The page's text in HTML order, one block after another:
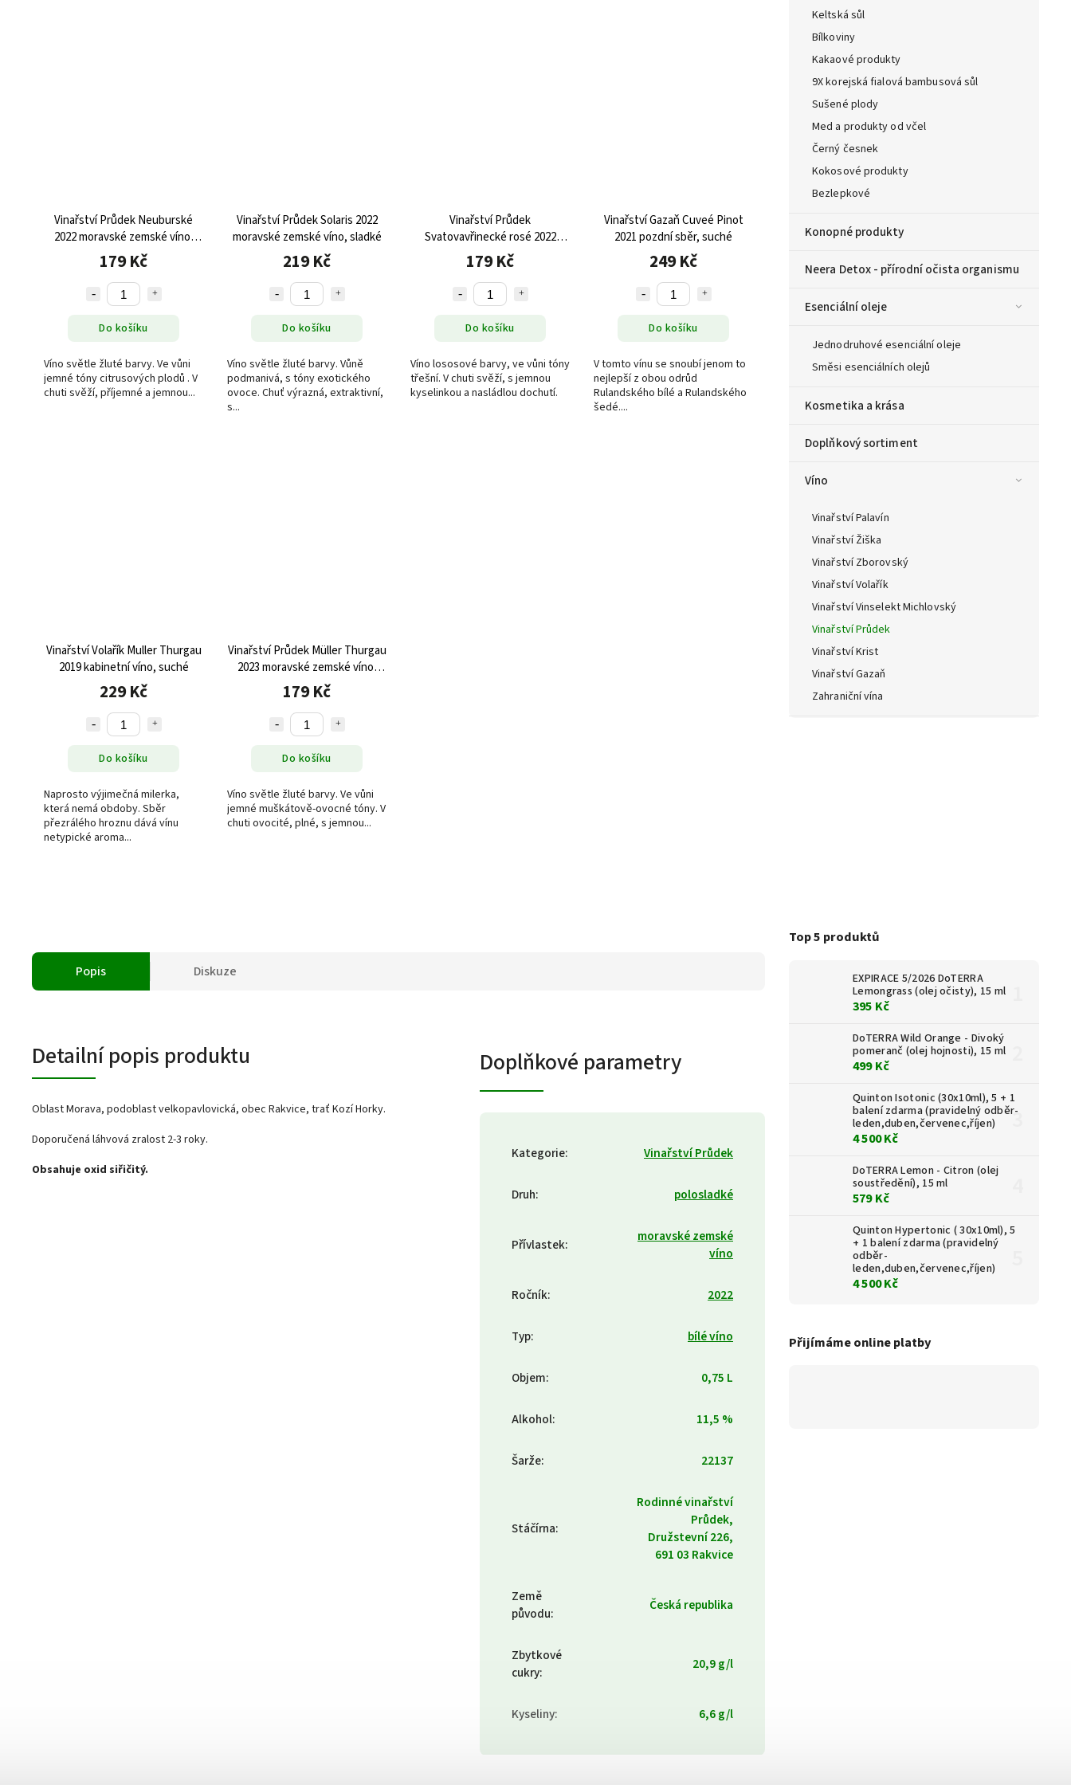
Keltská sůl
Bílkoviny
Kakaové produkty
9X korejská fialová bambusová sůl
Sušené plody
Med a produkty od včel
Černý česnek
Kokosové produkty
Bezlepkové
Konopné produkty
Neera Detox - přírodní očista organismu
Esenciální oleje
Jednodruhové esenciální oleje
Směsi esenciálních olejů
Kosmetika a krása
Doplňkový sortiment
Víno
Vinařství Palavín
Vinařství Žiška
Vinařství Zborovský
Vinařství Volařík
Vinařství Vinselekt Michlovský
Vinařství Průdek
Vinařství Krist
Vinařství Gazaň
Zahraniční vína
Top 5 produktů
EXPIRACE 5/2026 DoTERRA
Lemongrass (olej očisty), 15 ml
395 Kč
DoTERRA Wild Orange - Divoký
pomeranč (olej hojnosti), 15 ml
499 Kč
Quinton Isotonic (30x10ml), 5 + 1
balení zdarma (pravidelný odběr-
leden,duben,červenec,říjen)
4 500 Kč
DoTERRA Lemon - Citron (olej
soustředění), 15 ml
579 Kč
Quinton Hypertonic ( 30x10ml), 5
+ 1 balení zdarma (pravidelný
odběr-
leden,duben,červenec,říjen)
4 500 Kč
Přijímáme online platby
Vinařství Průdek Neuburské
2022 moravské zemské víno,
suché
179 Kč
Do košíku
Víno světle žluté barvy. Ve vůni
jemné tóny citrusových plodů . V
chuti svěží, příjemné a jemnou...
Vinařství Průdek Solaris 2022
moravské zemské víno, sladké
219 Kč
Do košíku
Víno světle žluté barvy. Vůně
podmanivá, s tóny exotického
ovoce. Chuť výrazná, extraktivní,
s...
Vinařství Průdek
Svatovavřinecké rosé 2022
moravské zemské víno,
polosuché
179 Kč
Do košíku
Víno lososové barvy, ve vůni tóny
třešní. V chuti svěží, s jemnou
kyselinkou a nasládlou dochutí.
Vinařství Gazaň Cuveé Pinot
2021 pozdní sběr, suché
249 Kč
Do košíku
V tomto vínu se snoubí jenom to
nejlepší z obou odrůd
Rulandského bílé a Rulandského
šedé....
Vinařství Volařík Muller Thurgau
2019 kabinetní víno, suché
229 Kč
Do košíku
Naprosto výjimečná milerka,
která nemá obdoby. Sběr
přezrálého hroznu dává vínu
netypické aroma...
Vinařství Průdek Müller Thurgau
2023 moravské zemské víno,
suché
179 Kč
Do košíku
Víno světle žluté barvy. Ve vůni
jemné muškátově-ovocné tóny. V
chuti ovocité, plné, s jemnou...
Popis Diskuze
Detailní popis produktu
Oblast Morava, podoblast velkopavlovická, obec Rakvice, trať Kozí Horky.
Doporučená láhvová zralost 2-3 roky.
Obsahuje oxid siřičitý.
Doplňkové parametry
Kategorie: Vinařství Průdek
Druh: polosladké
Přívlastek:
moravské zemské
víno
Ročník: 2022
Typ: bílé víno
Objem: 0,75 L
Alkohol: 11,5 %
Šarže: 22137
Stáčírna:
Rodinné vinařství
Průdek,
Družstevní 226,
691 03 Rakvice
Země
původu: Česká republika
Zbytkové
cukry: 20,9 g/l
Kyseliny: 6,6 g/l